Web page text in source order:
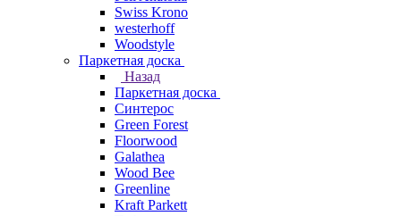
Swiss Krono
westerhoff
Woodstyle
Паркетная доска
Назад
Паркетная доска
Синтерос
Green Forest
Floorwood
Galathea
Wood Bee
Greenline
Kraft Parkett